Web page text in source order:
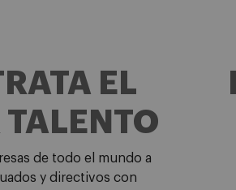
EL
TALENTO
de todo el mundo a
y directivos con